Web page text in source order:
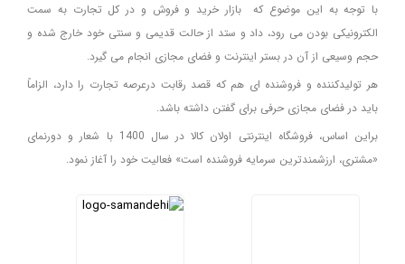
با توجه به این موضوع که بازار خرید و فروش و در کل تجارت به سمت
الکترونیکی بودن می رود، داد و ستد از حالت قدیمی و سنتی خود خارج شده و
حجم وسیعی از آن در بستر اینترنت و فضای مجازی انجام می گیرد.
هر تولیدکننده و فروشنده ای هم که قصد رقابت درعرصه تجارت را دارد، الزاماً
باید در فضای مجازی حرفی برای گفتن داشته باشد.
براین اساس، فروشگاه اینترنتی اولان کالا در سال 1400 با شعار و دورنمای
«مشتری، ارزشمندترین سرمایه فروشنده است» فعالیت خود را آغاز نمود.